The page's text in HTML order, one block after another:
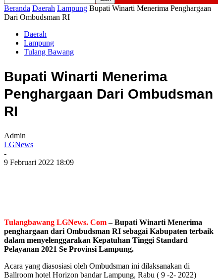
Beranda Daerah Lampung Bupati Winarti Menerima Penghargaan
Dari Ombudsman RI
Daerah
Lampung
Tulang Bawang
Bupati Winarti Menerima
Penghargaan Dari Ombudsman
RI
Admin
LGNews
-
9 Februari 2022 18:09
Tulangbawang LGNews. Com– Bupati Winarti Menerima
penghargaan dari Ombudsman RI sebagai Kabupaten terbaik
dalam menyelenggarakan Kepatuhan Tinggi Standard
Pelayanan 2021 Se Provinsi Lampung.
Acara yang diasosiasi oleh Ombudsman ini dilaksanakan di
Ballroom hotel Horizon bandar Lampung, Rabu ( 9 -2- 2022)